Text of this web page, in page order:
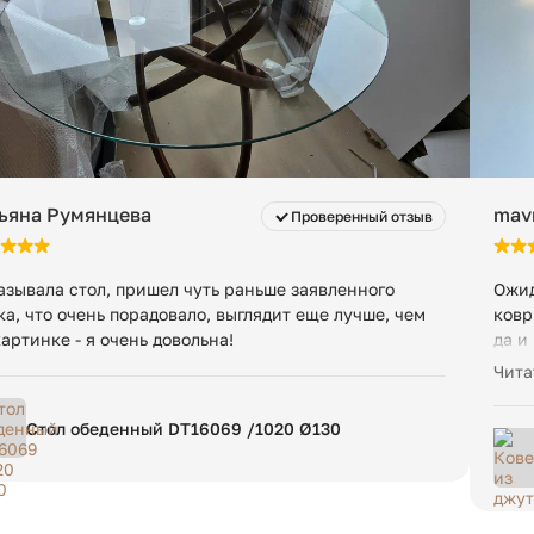
↗
Румянцева Проверенный отзыв
стол, пришел чуть раньше заявленного
что очень порадовало, выглядит еще лучше, чем
- я очень довольна!
Стол обеденный DT16069 /1020 Ø130
да и